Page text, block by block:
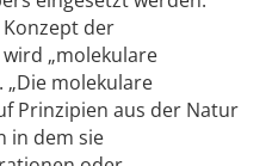
der
„molekulare
molekulare
Prinzipien aus der Natur
in dem sie